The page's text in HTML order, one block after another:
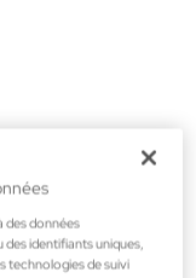
des données
identifiants uniques,
technologies de suivi